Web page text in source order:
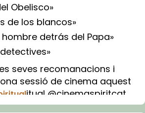
Obelisco»
de los blancos»
hombre detrás del Papa»
seves recomanacions i
sessió de cinema aquest
itual @cinemaspiritcat